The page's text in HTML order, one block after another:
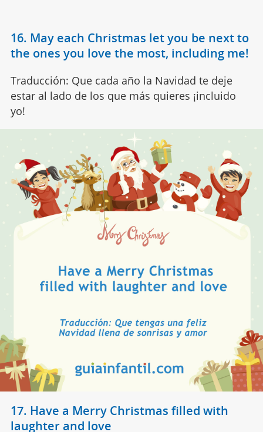
16. May each Christmas let you be next to
the ones you love the most, including me!
Traducción: Que cada año la Navidad te deje
estar al lado de los que más quieres ¡incluido
yo!
17. Have a Merry Christmas filled with
laughter and love